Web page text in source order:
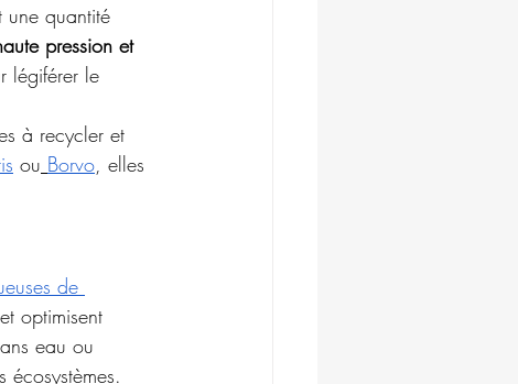
une quantité
pression et
légiférer le
à recycler et
ou Borvo, elles
de
optimisent
eau ou